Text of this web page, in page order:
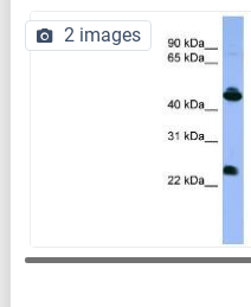
2 images